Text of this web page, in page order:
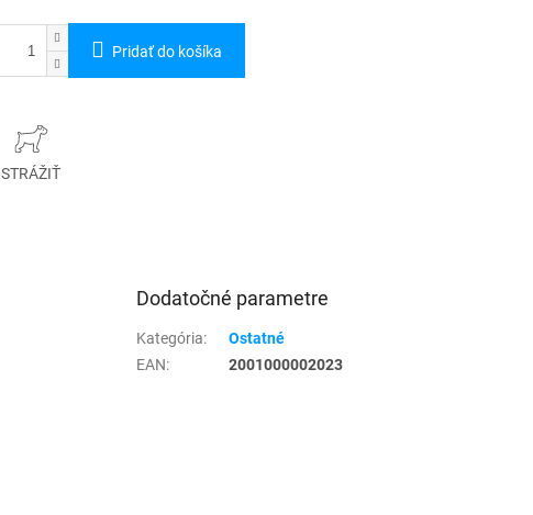
Pridať do košíka
STRÁŽIŤ
Dodatočné parametre
Kategória:
Ostatné
EAN: 2001000002023